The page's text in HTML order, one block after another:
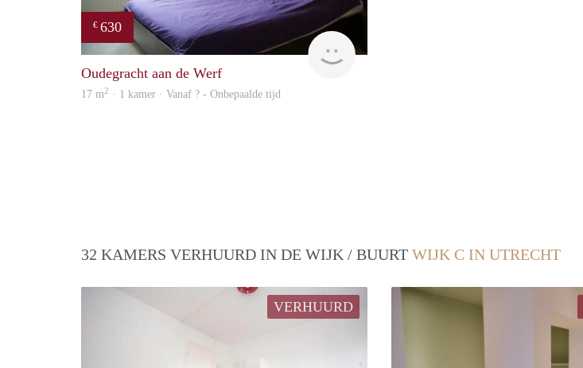
€ 630
Oudegracht aan de Werf
17 m2 · 1 kamer · Vanaf ? - Onbepaalde tijd
32 KAMERS VERHUURD IN DE WIJK / BUURT WIJK C IN UTRECHT
VERHUURD